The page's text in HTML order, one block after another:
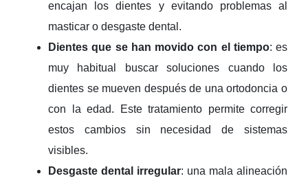
encajan los dientes y evitando problemas al
masticar o desgaste dental.
Dientes que se han movido con el tiempo: es
muy habitual buscar soluciones cuando los
dientes se mueven después de una ortodoncia o
con la edad. Este tratamiento permite corregir
estos cambios sin necesidad de sistemas
visibles.
Desgaste dental irregular: una mala alineación